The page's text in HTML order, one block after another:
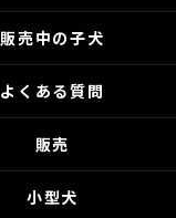
販売中の子犬
よくある質問
販売
小型犬